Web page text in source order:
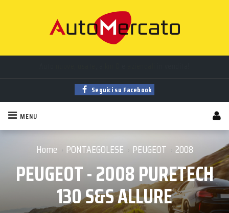
Trova la tua auto tramigliaiadi annunci sempre aggiornati!
Seguici su Facebook
MENU
Home › PONTAEGOLESE › PEUGEOT › 2008
PEUGEOT - 2008 PURETECH
130 S&S ALLURE